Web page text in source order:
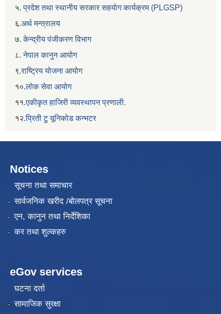
५.प्रदेश तथा स्थानीय सरकार सहयाेग कार्यक्रम (PLGSP)
६.अर्थ मन्त्रालय
७.केन्द्रीय पंजीकरण विभाग
८.नेपाल कानुन आयोग
९.राष्ट्रिय योजना आयोग
१०.लोक सेवा आयोग
११.एकीकृत हाजिरी व्यवस्थापन प्रणाली.
१२.प्रिती टु यूनिकोड कन्भटर
Notices
सूचना तथा समाचार
सार्वजनिक खरीद /बोलपत्र सूचना
एन, कानुन तथा निर्देशिका
कर तथा शुल्कहरु
eGov services
घटना दर्ता
सामाजिक सुरक्षा